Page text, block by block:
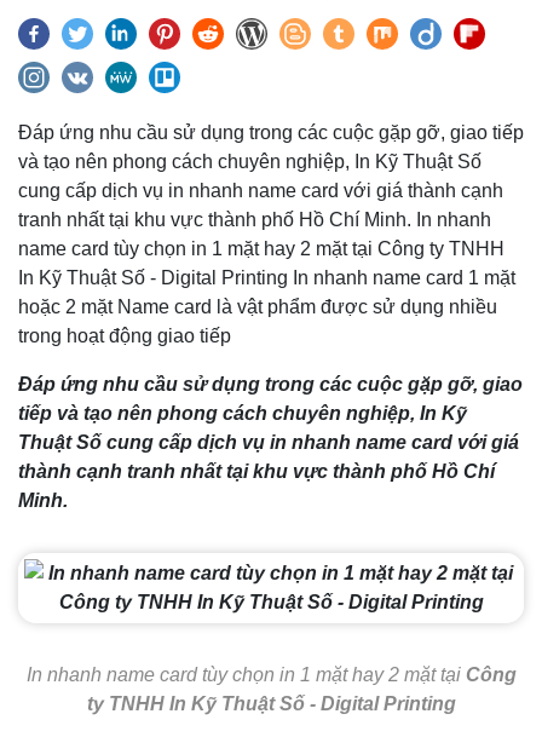
Đáp ứng nhu cầu sử dụng trong các cuộc gặp gỡ, giao tiếp
và tạo nên phong cách chuyên nghiệp, In Kỹ Thuật Số
cung cấp dịch vụ in nhanh name card với giá thành cạnh
tranh nhất tại khu vực thành phố Hồ Chí Minh. In nhanh
name card tùy chọn in 1 mặt hay 2 mặt tại Công ty TNHH
In Kỹ Thuật Số - Digital Printing In nhanh name card 1 mặt
hoặc 2 mặt Name card là vật phẩm được sử dụng nhiều
trong hoạt động giao tiếp
Đáp ứng nhu cầu sử dụng trong các cuộc gặp gỡ, giao
tiếp và tạo nên phong cách chuyên nghiệp, In Kỹ
Thuật Số cung cấp dịch vụ in nhanh name card với giá
thành cạnh tranh nhất tại khu vực thành phố Hồ Chí
Minh.
In nhanh name card tùy chọn in 1 mặt hay 2 mặt tạiCông
ty TNHH In Kỹ Thuật Số - Digital Printing